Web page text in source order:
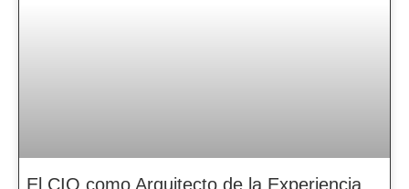
El CIO como Arquitecto de la Experiencia